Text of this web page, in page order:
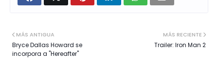
MÁS RECIENTE
Trailer: Iron Man 2
MÁS ANTIGUA
Bryce Dallas Howard se
incorpora a "Hereafter"